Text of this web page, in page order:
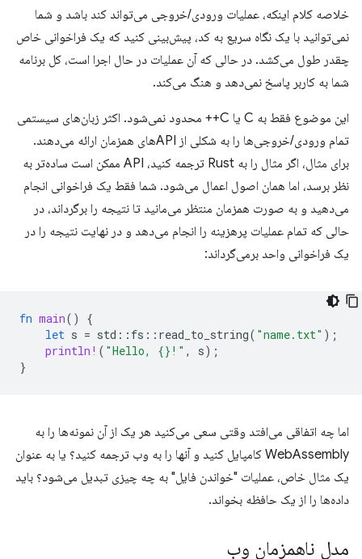
خلاصه کلام اینکه، عملیات ورودی/خروجی می‌تواند کند باشد و شما
نمی‌توانید با یک نگاه سریع به کد، پیش‌بینی کنید که یک فراخوانی خاص
چقدر طول می‌کشد. در حالی که آن عملیات در حال اجرا است، کل برنامه
شما به کاربر پاسخ نمی‌دهد و هنگ می‌کند.
این موضوع فقط به C یا C++ محدود نمی‌شود. اکثر زبان‌های سیستمی
تمام ورودی/خروجی‌ها را به شکلی از APIهای همزمان ارائه می‌دهند.
برای مثال، اگر مثال را به Rust ترجمه کنید، API ممکن است ساده‌تر به
نظر برسد، اما همان اصول اعمال می‌شود. شما فقط یک فراخوانی انجام
می‌دهید و به صورت همزمان منتظر می‌مانید تا نتیجه را برگرداند، در
حالی که تمام عملیات پرهزینه را انجام می‌دهد و در نهایت نتیجه را در
یک فراخوانی واحد برمی‌گرداند:
fn main()
{
let s = std :: fs :: read_to_string( "name.txt" );
println! ( "Hello, {}!" , s);
}
اما چه اتفاقی می‌افتد وقتی سعی می‌کنید هر یک از آن نمونه‌ها را به
WebAssembly کامپایل کنید و آنها را به وب ترجمه کنید؟ یا به عنوان
یک مثال خاص، عملیات "خواندن فایل" به چه چیزی تبدیل می‌شود؟ باید
داده‌ها را از یک حافظه بخواند.
مدل ناهمزمان وب